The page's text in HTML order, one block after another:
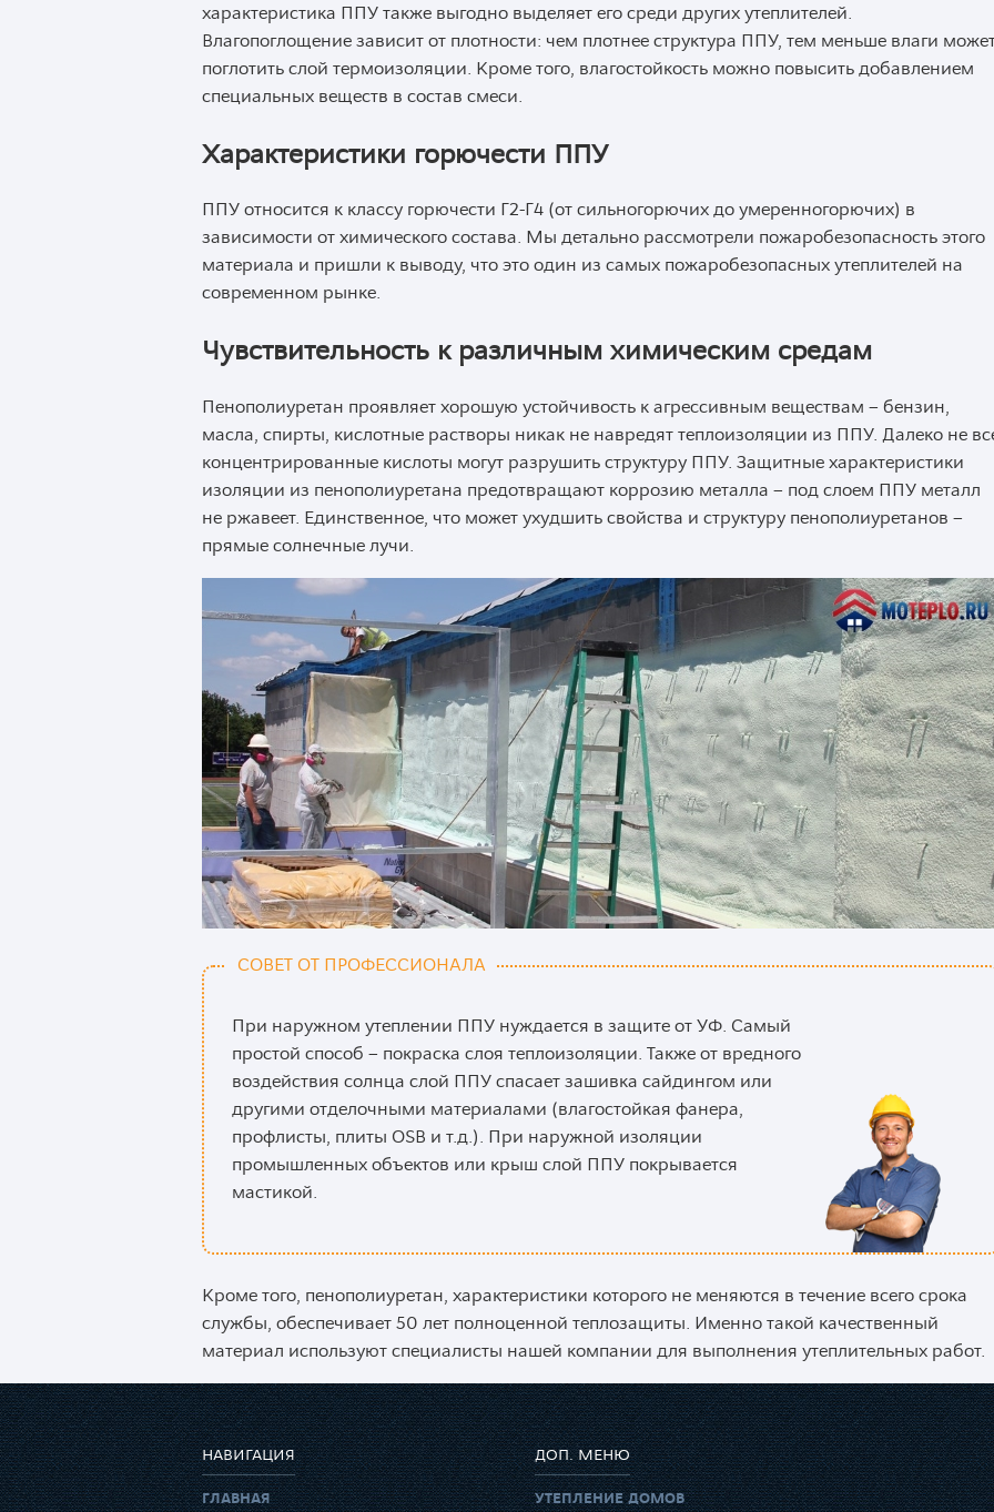
характеристика ППУ также выгодно выделяет его среди других утеплителей.
Влагопоглощение зависит от плотности: чем плотнее структура ППУ, тем меньше влаги
поглотить слой термоизоляции. Кроме того, влагостойкость можно повысить добавлением
специальных веществ в состав смеси.
Характеристики горючести ППУ
ППУ относится к классу горючести Г2-Г4 (от сильногорючих до умеренногорючих) в
зависимости от химического состава. Мы детально рассмотрели пожаробезопасность этого
материала и пришли к выводу, что это один из самых пожаробезопасных утеплителей на
современном рынке.
Чувствительность к различным химическим средам
Пенополиуретан проявляет хорошую устойчивость к агрессивным веществам – бензин,
масла, спирты, кислотные растворы никак не навредят теплоизоляции из ППУ. Далеко не
концентрированные кислоты могут разрушить структуру ППУ. Защитные характеристики
изоляции из пенополиуретана предотвращают коррозию металла – под слоем ППУ металл
не ржавеет. Единственное, что может ухудшить свойства и структуру пенополиуретанов –
прямые солнечные лучи.
СОВЕТ ОТ ПРОФЕССИОНАЛА
При наружном утеплении ППУ нуждается в защите от УФ. Самый
простой способ – покраска слоя теплоизоляции. Также от вредного
воздействия солнца слой ППУ спасает зашивка сайдингом или
другими отделочными материалами (влагостойкая фанера,
профлисты, плиты OSB и т.д.). При наружной изоляции
промышленных объектов или крыш слой ППУ покрывается
мастикой.
Кроме того, пенополиуретан, характеристики которого не меняются в течение всего срока
службы, обеспечивает 50 лет полноценной теплозащиты. Именно такой качественный
материал используют специалисты нашей компании для выполнения утеплительных работ.
НАВИГАЦИЯ
ГЛАВНАЯ
ДОП. МЕНЮ
УТЕПЛЕНИЕ ДОМОВ